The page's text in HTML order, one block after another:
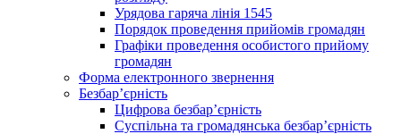
Урядова гаряча лінія 1545
Порядок проведення прийомів громадян
Графіки проведення особистого прийому
громадян
Форма електронного звернення
Безбар’єрність
Цифрова безбар’єрність
Суспільна та громадянська безбар’єрність